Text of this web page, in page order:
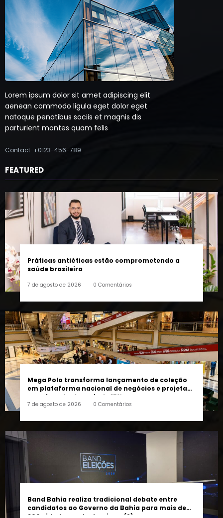
Lorem ipsum dolor sit amet adipiscing elit
natoque penatibus sociis et magnis dis
parturient montes quam felis
Contact: +0123-456-789
FEATURED
Práticas antiéticas estão comprometendo a
7 de agosto de 2026
Mega Polo transforma lançamento de coleção
crescimento de mais de 15%
7 de agosto de 2026 0 Comentários
Band Bahia realiza tradicional debate entre
300 cidades neste domingo (9)
6 de agosto de 2026 0 Comentários